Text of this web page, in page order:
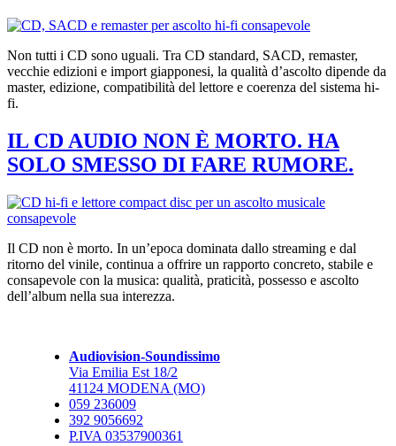
Non tutti i CD sono uguali. Tra CD standard, SACD, remaster,
vecchie edizioni e import giapponesi, la qualità d’ascolto dipende da
master, edizione, compatibilità del lettore e coerenza del sistema hi-
fi.
IL CD AUDIO NON È MORTO. HA
SOLO SMESSO DI FARE RUMORE.
Il CD non è morto. In un’epoca dominata dallo streaming e dal
ritorno del vinile, continua a offrire un rapporto concreto, stabile e
consapevole con la musica: qualità, praticità, possesso e ascolto
dell’album nella sua interezza.
Audiovision-Soundissimo
Via Emilia Est 18/2
41124 MODENA (MO)
059 236009
392 9056692
P.IVA 03537900361